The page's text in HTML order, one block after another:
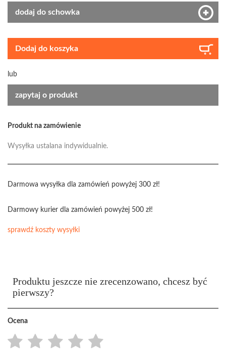
dodaj do schowka
Dodaj do koszyka
lub
zapytaj o produkt
Produkt na zamówienie
Wysyłka ustalana indywidualnie.
Darmowa wysyłka dla zamówień powyżej 300 zł!
Darmowy kurier dla zamówień powyżej 500 zł!
sprawdź koszty wysyłki
Produktu jeszcze nie zrecenzowano, chcesz być
pierwszy?
Ocena